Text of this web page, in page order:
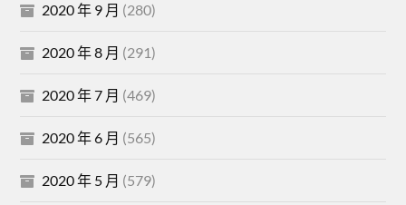
2020 年 9 月 (280)
2020 年 8 月 (291)
2020 年 7 月 (469)
2020 年 6 月 (565)
2020 年 5 月 (579)